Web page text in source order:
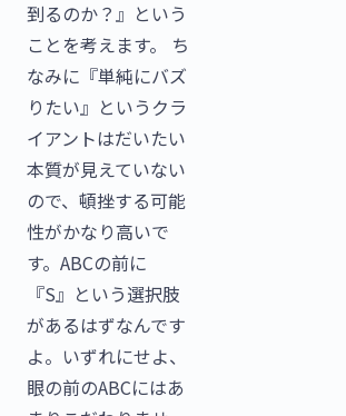
到るのか？』という
ことを考えます。 ち
なみに『単純にバズ
りたい』というクラ
イアントはだいたい
本質が見えていない
ので、頓挫する可能
性がかなり高いで
す。ABCの前に
『S』という選択肢
があるはずなんです
よ。いずれにせよ、
眼の前のABCにはあ